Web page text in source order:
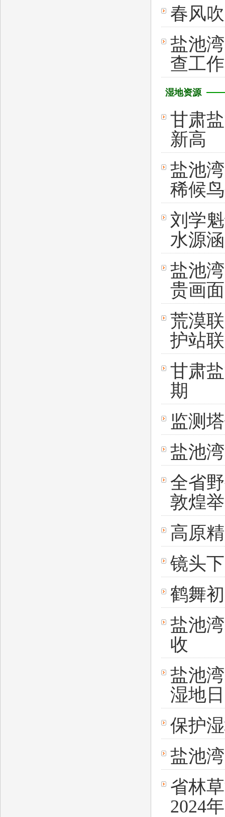
春风
盐池
查工作
湿地资源
甘肃
新高
盐池
稀候
刘学
水源
盐池
贵画面
荒漠
护站
甘肃
期
监测
盐池
全省
敦煌
高原
镜头
鹤舞
盐池
收
盐池
湿地
保护
盐池
省林
2024